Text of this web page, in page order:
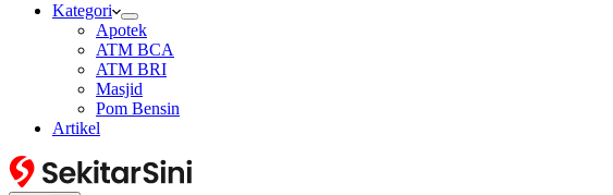
Kategori
Apotek
ATM BCA
ATM BRI
Masjid
Pom Bensin
Artikel